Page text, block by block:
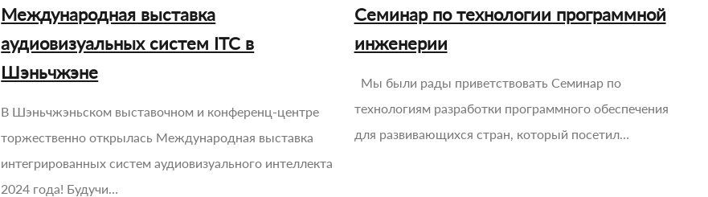
Международная выставка
аудиовизуальных систем ITC в
Шэньчжэне
В Шэньчжэньском выставочном и конференц-центре
торжественно открылась Международная выставка
интегрированных систем аудиовизуального интеллекта
2024 года! Будучи…
Семинар по технологии программной
инженерии
Мы были рады приветствовать Семинар по
технологиям разработки программного обеспечения
для развивающихся стран, который посетил…